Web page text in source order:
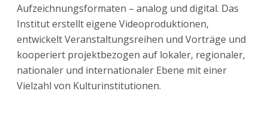
Aufzeichnungsformaten – analog und digital. Das
Institut erstellt eigene Videoproduktionen,
entwickelt Veranstaltungsreihen und Vorträge und
kooperiert projektbezogen auf lokaler, regionaler,
nationaler und internationaler Ebene mit einer
Vielzahl von Kulturinstitutionen.